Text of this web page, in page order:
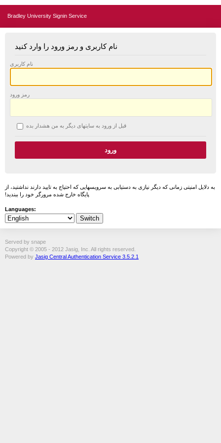
Bradley University Signin Service
نام کاربری و رمز ورود را وارد کنید
نام کاربری
رمز ورود
قبل از ورود به سایتهای دیگر به من هشدار بده
به دلایل امنیتی زمانی که دیگر نیازی به دستیابی به سرویسهایی که احتیاج به تایید دارند نداشتید، از
پایگاه خارج شده مرورگر خود را ببندید!
Languages:
Served by snape
Copyright © 2005 - 2012 Jasig, Inc. All rights reserved.
Powered by Jasig Central Authentication Service 3.5.2.1